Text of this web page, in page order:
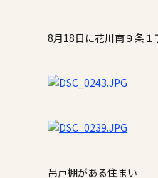
8月18日に花川南９条
吊戸棚がある住まい